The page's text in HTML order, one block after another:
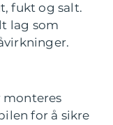
fukt og salt.
lag som
monteres
for å sikre